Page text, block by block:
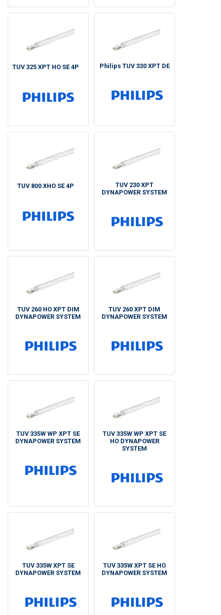
TUV 325 XPT HO SE 4P Philips TUV 330 XPT DE
TUV 800 XHO SE 4P
TUV 230 XPT
DYNAPOWER SYSTEM
TUV 260 HO XPT DIM
DYNAPOWER SYSTEM
TUV 260 XPT DIM
DYNAPOWER SYSTEM
TUV 335W WP XPT SE
DYNAPOWER SYSTEM
TUV 335W WP XPT SE
HO DYNAPOWER
SYSTEM
TUV 335W XPT SE
DYNAPOWER SYSTEM
TUV 335W XPT SE HO
DYNAPOWER SYSTEM